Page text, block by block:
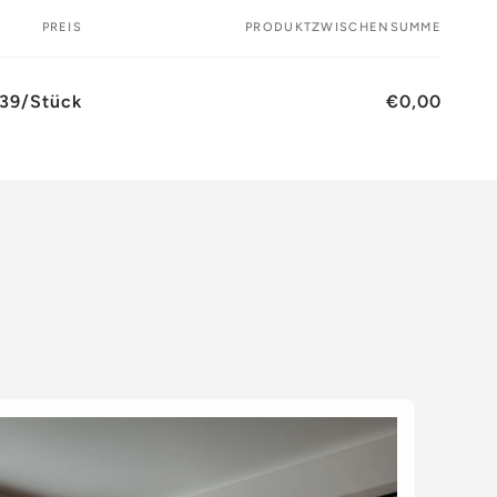
PREIS PRODUKTZWISCHENSUMME
Stück
€0,00